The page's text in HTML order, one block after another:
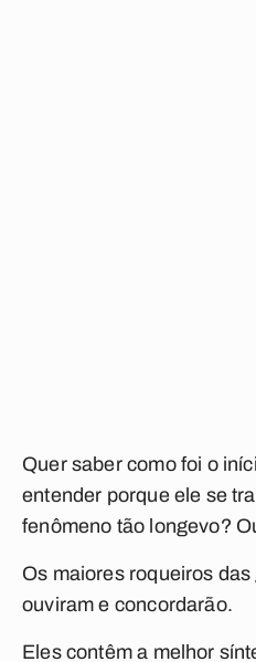
Quer saber como foi o
entender porque ele se
fenômeno tão longevo?
Os maiores roqueiros
ouviram e concordarão.
Eles contêm a melhor